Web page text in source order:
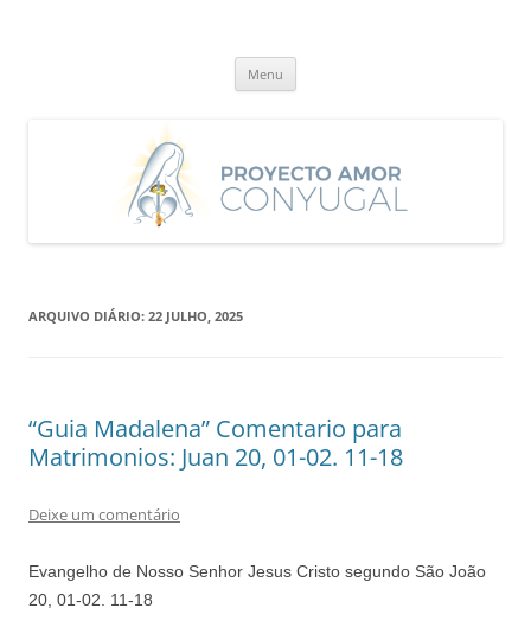
Menu
ARQUIVO DIÁRIO: 22 JULHO, 2025
“Guia Madalena” Comentario para
Matrimonios: Juan 20, 01-02. 11-18
Deixe um comentário
Evangelho de Nosso Senhor Jesus Cristo segundo São João
20, 01-02. 11-18